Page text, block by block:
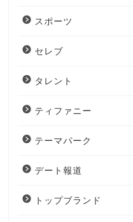
スポーツ
セレブ
タレント
ティファニー
テーマパーク
デート報道
トップブランド